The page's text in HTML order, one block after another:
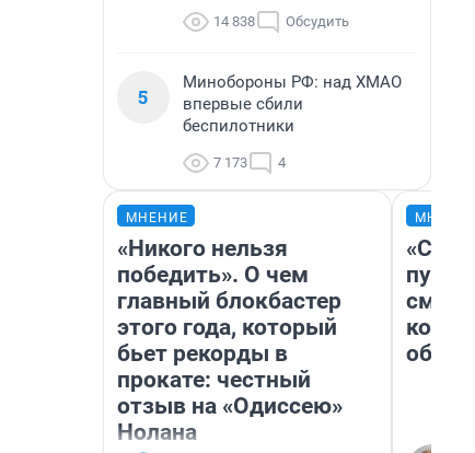
14 838 Обсудить
5
Минобороны РФ: над ХМАО
впервые сбили
беспилотники
7 173 4
МНЕНИЕ
«Никого нельзя
победить». О чем
главный блокбастер
этого года, который
бьет рекорды в
прокате: честный
отзыв на «Одиссею»
Нолана